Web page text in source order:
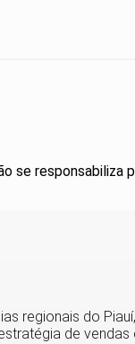
se responsabiliza
regionais do
de vendas